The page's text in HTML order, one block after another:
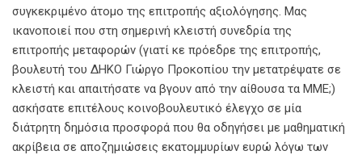
συγκεκριμένο άτομο της επιτροπής αξιολόγησης. Μας
ικανοποιεί που στη σημερινή κλειστή συνεδρία της
επιτροπής μεταφορών (γιατί κε πρόεδρε της επιτροπής,
βουλευτή του ΔΗΚΟ Γιώργο Προκοπίου την μετατρέψατε σε
κλειστή και απαιτήσατε να βγουν από την αίθουσα τα ΜΜΕ;)
ασκήσατε επιτέλους κοινοβουλευτικό έλεγχο σε μία
διάτρητη δημόσια προσφορά που θα οδηγήσει με μαθηματική
ακρίβεια σε αποζημιώσεις εκατομμυρίων ευρώ λόγω των